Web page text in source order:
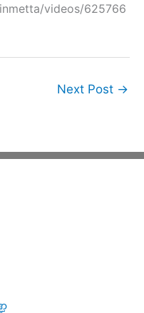
videos/625766
Next Post →